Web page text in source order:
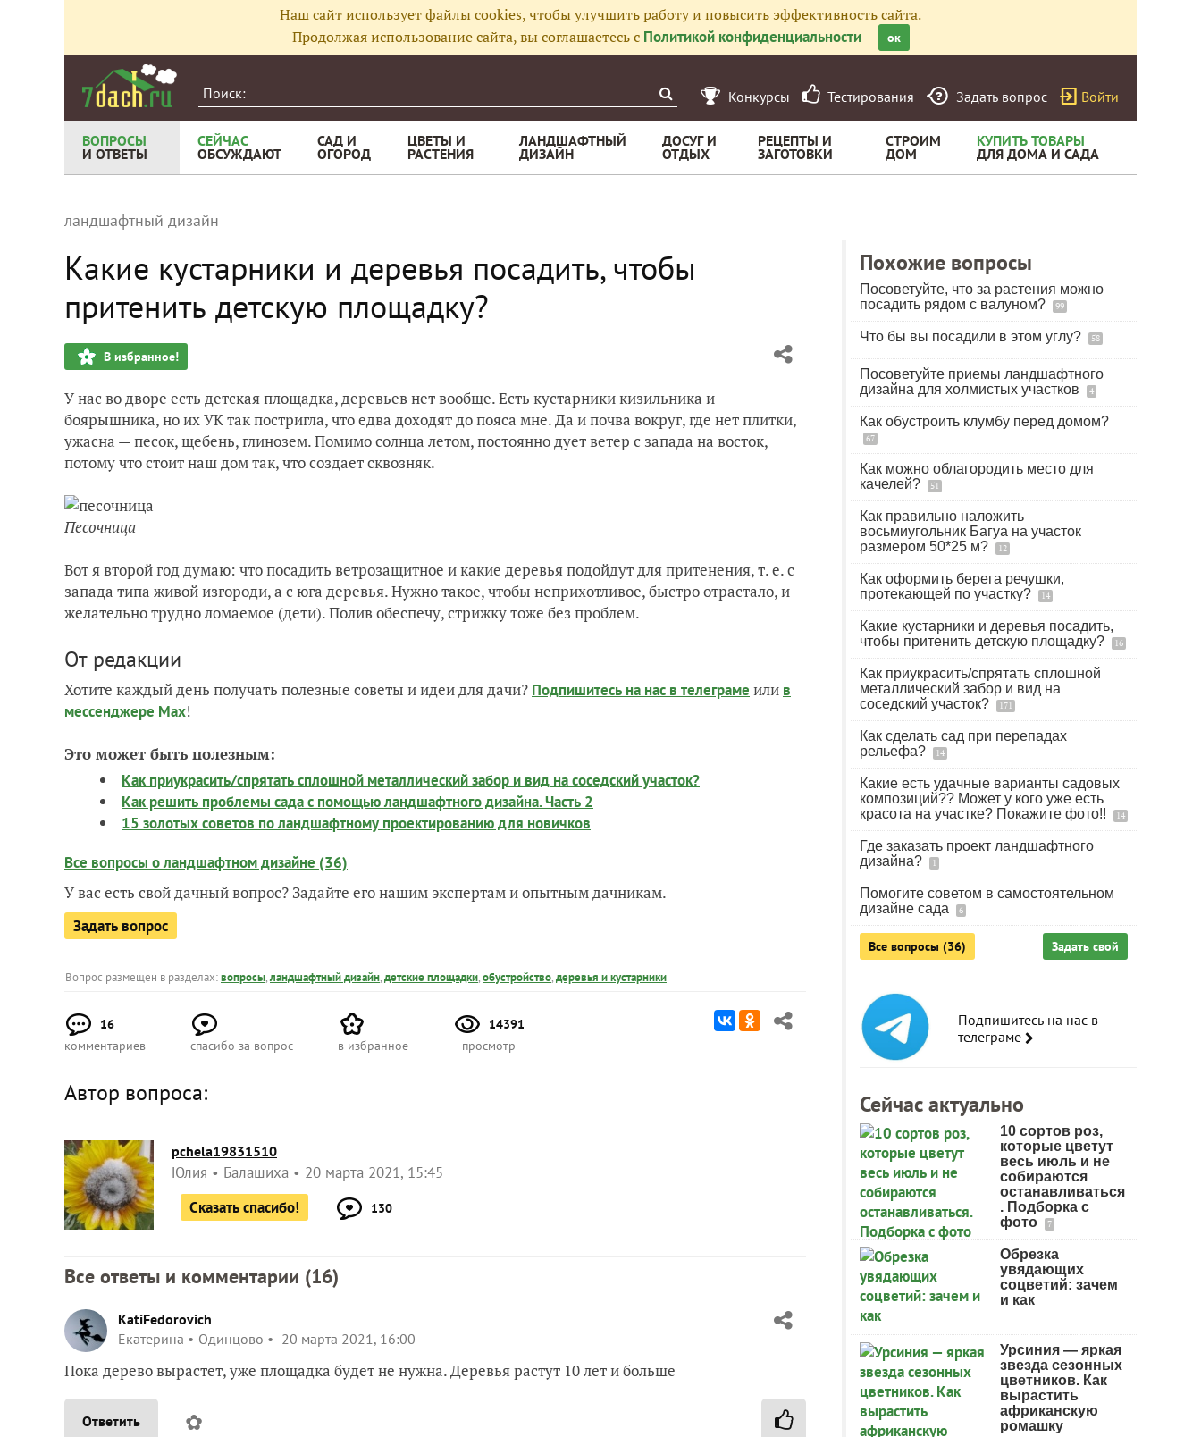
Наш сайт использует файлы cookies, чтобы улучшить работу и повысить эффективность сайта.
Продолжая использование сайта, вы соглашаетесь с Политикой конфиденциальности ок
Конкурсы Тестирования Задать вопрос Войти
ВОПРОСЫ
И ОТВЕТЫ
СЕЙЧАС
ОБСУЖДАЮТ
САД И
ОГОРОД
ЦВЕТЫ И
РАСТЕНИЯ
ЛАНДШАФТНЫЙ
ДИЗАЙН
ДОСУГ И
ОТДЫХ
РЕЦЕПТЫ И
ЗАГОТОВКИ
СТРОИМ
ДОМ
КУПИТЬ ТОВАРЫ
ДЛЯ ДОМА И САДА
ландшафтный дизайн
Какие кустарники и деревья посадить, чтобы
притенить детскую площадку?
В избранное!
У нас во дворе есть детская площадка, деревьев нет вообще. Есть кустарники кизильника и
боярышника, но их УК так постригла, что едва доходят до пояса мне. Да и почва вокруг, где нет плитки,
ужасна — песок, щебень, глинозем. Помимо солнца летом, постоянно дует ветер с запада на восток,
потому что стоит наш дом так, что создает сквозняк.
Песочница
Вот я второй год думаю: что посадить ветрозащитное и какие деревья подойдут для притенения, т. е. с
запада типа живой изгороди, а с юга деревья. Нужно такое, чтобы неприхотливое, быстро отрастало, и
желательно трудно ломаемое (дети). Полив обеспечу, стрижку тоже без проблем.
От редакции
Хотите каждый день получать полезные советы и идеи для дачи? Подпишитесь на нас в телеграме или в
мессенджере Max!
Это может быть полезным:
Как приукрасить/спрятать сплошной металлический забор и вид на соседский участок?
Как решить проблемы сада с помощью ландшафтного дизайна. Часть 2
15 золотых советов по ландшафтному проектированию для новичков
Все вопросы о ландшафтном дизайне (36)
У вас есть свой дачный вопрос? Задайте его нашим экспертам и опытным дачникам.
Задать вопрос
Вопрос размещен в разделах:вопросы,ландшафтный дизайн,детские площадки,обустройство,деревья и кустарники
16
комментариев
спасибо за вопрос в избранное
14391
просмотр
Автор вопроса:
pchela19831510
Юлия Балашиха
20 марта 2021, 15:45
Сказать спасибо!
130
Все ответы и комментарии (16)
KatiFedorovich
Екатерина
Одинцово 20 марта 2021, 16:00
Пока дерево вырастет, уже площадка будет не нужна. Деревья растут 10 лет и больше
Ответить ✿
Похожие вопросы
Посоветуйте, что за растения можно
посадить рядом с валуном?
99
Что бы вы посадили в этом углу? 58
Посоветуйте приемы ландшафтного
дизайна для холмистых участков
4
Как обустроить клумбу перед домом?
67
Как можно облагородить место для
качелей?
51
Как правильно наложить
восьмиугольник Багуа на участок
размером 50*25 м?
12
Как оформить берега речушки,
протекающей по участку?
14
Какие кустарники и деревья посадить,
чтобы притенить детскую площадку?
16
Как приукрасить/спрятать сплошной
металлический забор и вид на
соседский участок?
171
Как сделать сад при перепадах
рельефа?
14
Какие есть удачные варианты садовых
композиций?? Может у кого уже есть
красота на участке? Покажите фото!!
14
Где заказать проект ландшафтного
дизайна?
1
Помогите советом в самостоятельном
дизайне сада
6
Все вопросы (36) Задать свой
Подпишитесь на нас в
телеграме
Сейчас актуально
10 сортов роз,
которые цветут
весь июль и не
собираются
останавливаться
. Подборка с
фото
7
Обрезка
увядающих
соцветий: зачем
и как
Урсиния — яркая
звезда сезонных
цветников. Как
вырастить
африканскую
ромашку